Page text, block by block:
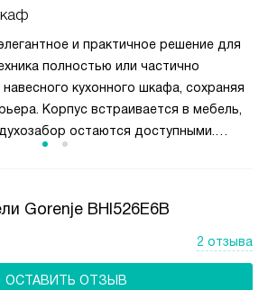
каждые 1–2 месяца для
всасывания. Некоторые модели
загрязнения на дисплее. Фильтр
служит весь срок эксплуатации
всех типов плит.
и практичное решение для
полностью или частично
кухонного шкафа, сохраняя
Корпус встраивается в мебель,
остаются доступными.
отверстия
Подходит для рециркуляции
незаметно,
работает, а вы её почти
Gorenje BHI526E6B
2 отзыва
ОСТАВИТЬ ОТЗЫВ